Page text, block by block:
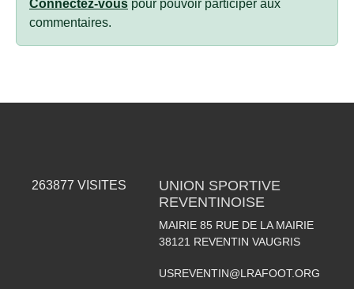
Connectez-vous pour pouvoir participer aux
commentaires.
263877 VISITES
UNION SPORTIVE
REVENTINOISE
MAIRIE 85 RUE DE LA MAIRIE
38121 REVENTIN VAUGRIS
USREVENTIN@LRAFOOT.ORG